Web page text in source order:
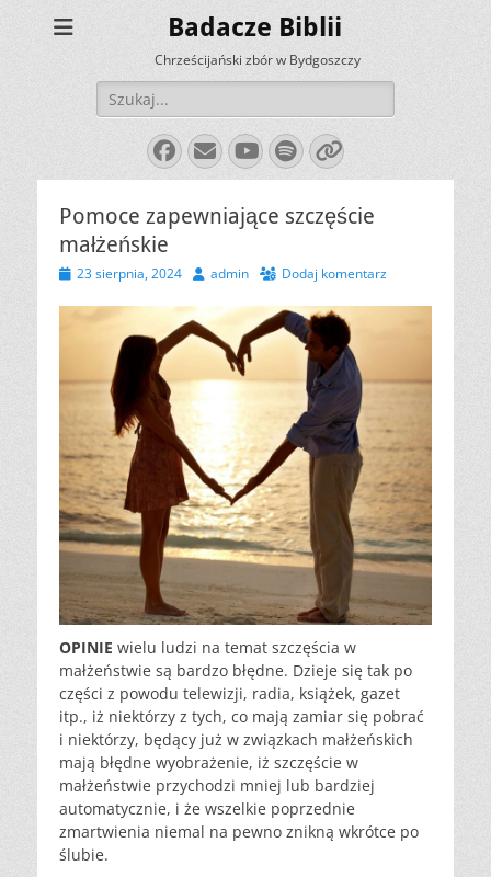
Badacze Biblii
Chrześcijański zbór w Bydgoszczy
Szukaj:
Facebook
E-
mail
YouTube
Spotify
Link
Pomoce zapewniające szczęście
małżeńskie
Opublikowano
23 sierpnia, 2024 Autoradmin Dodaj komentarz
OPINIE wielu ludzi na temat szczęścia w
małżeństwie są bardzo błędne. Dzieje się tak po
części z powodu telewizji, radia, książek, gazet
itp., iż niektórzy z tych, co mają zamiar się pobrać
i niektórzy, będący już w związkach małżeńskich
mają błędne wyobrażenie, iż szczęście w
małżeństwie przychodzi mniej lub bardziej
automatycznie, i że wszelkie poprzednie
zmartwienia niemal na pewno znikną wkrótce po
ślubie.